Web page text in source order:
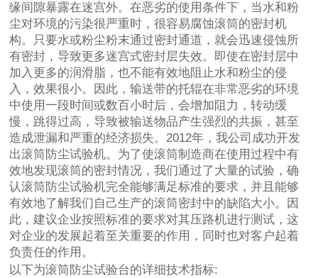
缘间隙暴露在迷宫外。在恶劣的使用条件下，当水和粉
尘对环境的污染很严重时，很容易腐蚀滚筒的密封机
构。只要水或粉尘粉末通过密封通道，就会迅速侵蚀所
有密封，导致更多迷宫式密封层失效。即使在密封层中
加入更多的润滑脂，也不能有效地阻止水和粉尘的侵
入，效果很小。因此，输送带的托辊在非常恶劣的环境
中使用一段时间或数百小时后，会增加阻力，转动缓
慢，跳得过高，导致被输送物品产生强烈的共振，甚至
造成泄漏和严重的经济损失。2012年，我公司成功开发
出滚筒防尘试验机。为了使滚筒制造商在使用过程中有
效地发现滚筒的密封情况，我们通过了大量的试验，确
认滚筒防尘试验机完全能够满足标准的要求，并且能够
有效地了解我们自己生产的滚筒密封中的缺陷大小。因
此，建议企业按照标准的要求对其压路机进行测试，这
对企业的发展起着至关重要的作用，同时也对客户起着
负责任的作用。
以下为滚筒防尘试验台的详细技术指标: